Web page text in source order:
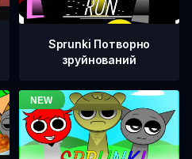
Sprunki Потворно
зруйнований